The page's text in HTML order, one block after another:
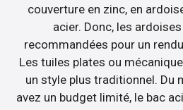
couverture en zinc, en
acier. Donc, les
recommandées pour un
Les tuiles plates ou
un style plus traditionnel. Du
avez un budget limité, le bac